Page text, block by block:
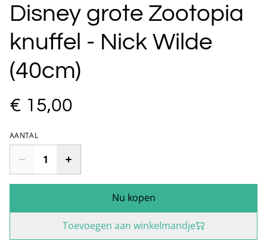
Disney grote Zootopia
knuffel - Nick Wilde
(40cm)
€ 15,00
AANTAL
Nu kopen
Toevoegen aan winkelmandje